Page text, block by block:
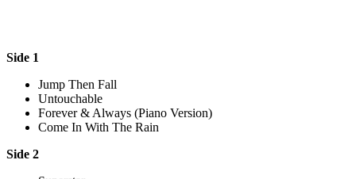
Side 1
Jump Then Fall
Untouchable
Forever & Always (Piano Version)
Come In With The Rain
Side 2